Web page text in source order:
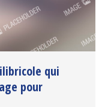
qui
pour